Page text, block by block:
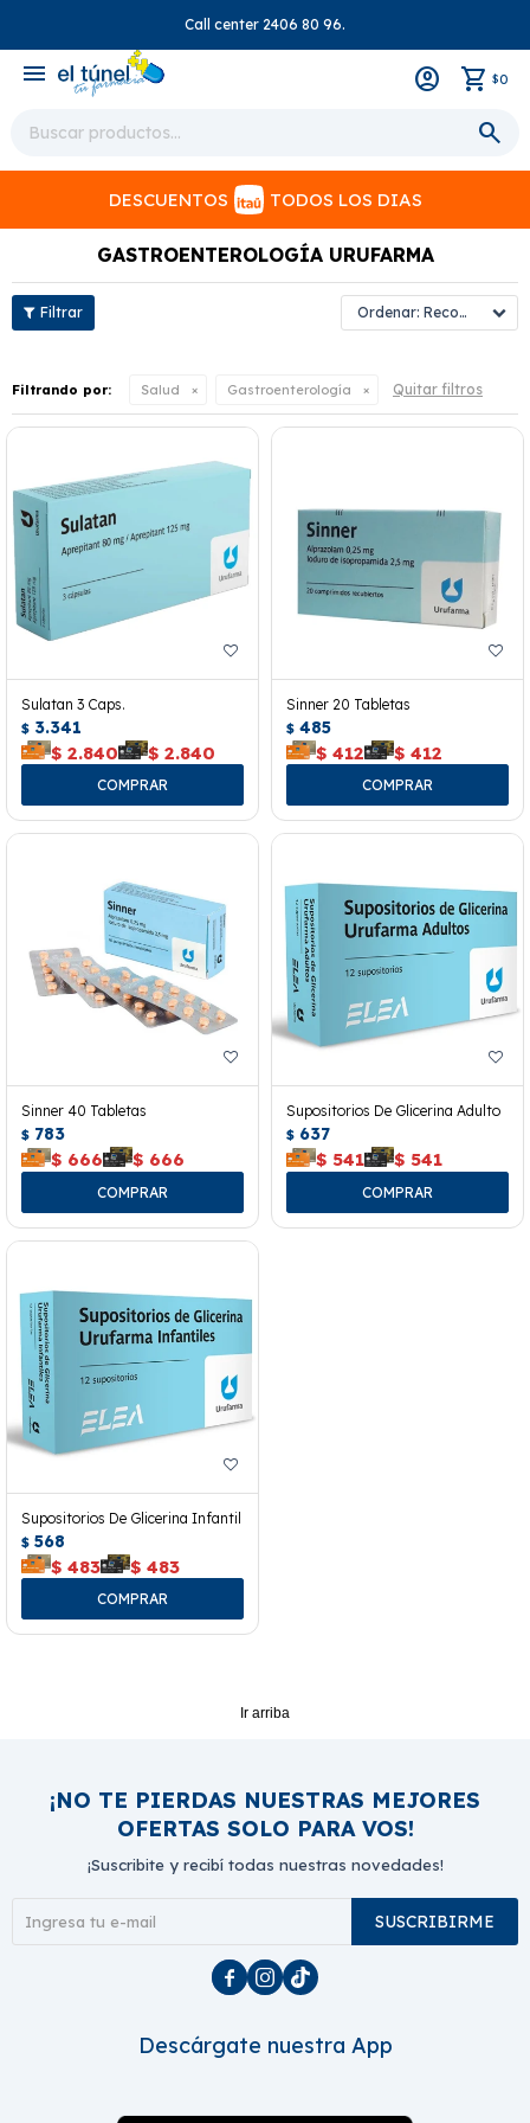
Call center 2406 80 96.
menu $0
DESCUENTOS TODOS LOS DIAS
GASTROENTEROLOGÍA URUFARMA
Recomendados
Filtrando por: Salud Gastroenterología Quitar filtros
Sulatan 3 Caps.
$ 3.341
$ 2.840 $ 2.840
Sinner 20 Tabletas
$ 485
$ 412 $ 412
Sinner 40 Tabletas
$ 783
$ 666 $ 666
Supositorios De Glicerina Adulto
$ 637
$ 541 $ 541
Supositorios De Glicerina Infantil
$ 568
$ 483 $ 483
Ir arriba
¡NO TE PIERDAS NUESTRAS MEJORES
OFERTAS SOLO PARA VOS!
¡Suscribite y recibí todas nuestras novedades!
SUSCRIBIRME
  
Descárgate nuestra App
close